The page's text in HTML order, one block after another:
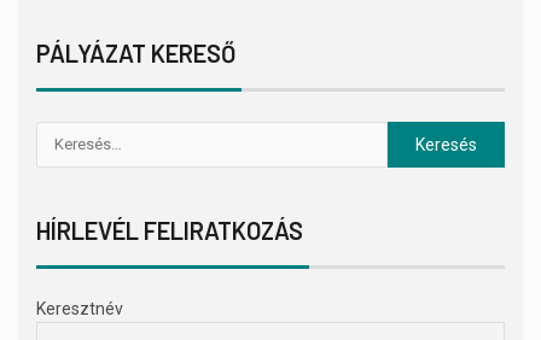
PÁLYÁZAT KERESŐ
HÍRLEVÉL FELIRATKOZÁS
Keresztnév